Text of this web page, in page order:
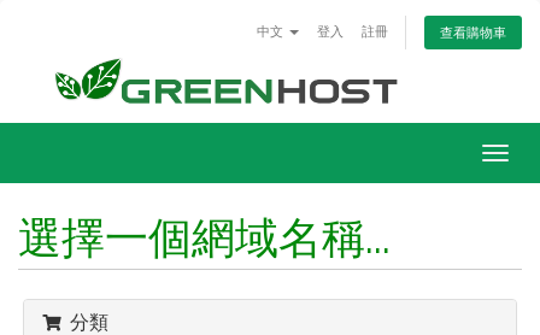
中文 登入 註冊 查看購物車
選擇一個網域名稱...
分類